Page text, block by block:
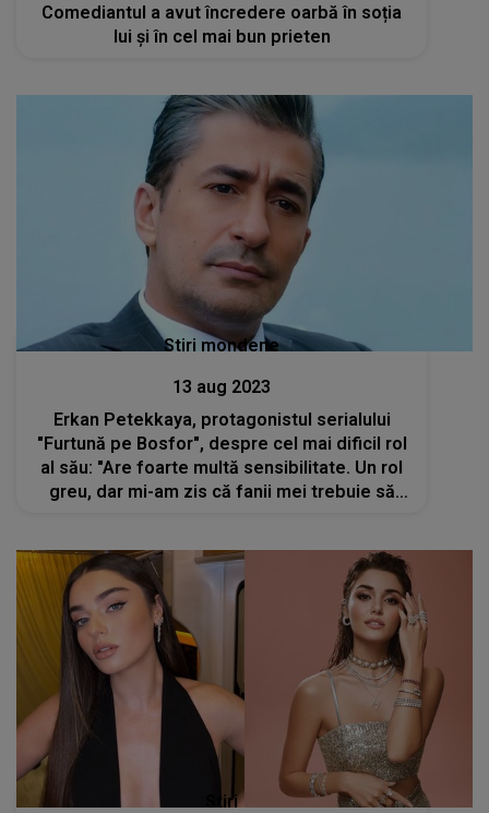
Comediantul a avut încredere oarbă în soția
lui și în cel mai bun prieten
Stiri mondene
13 aug 2023
Erkan Petekkaya, protagonistul serialului
"Furtună pe Bosfor", despre cel mai dificil rol
al său: "Are foarte multă sensibilitate. Un rol
greu, dar mi-am zis că fanii mei trebuie să
Stiri